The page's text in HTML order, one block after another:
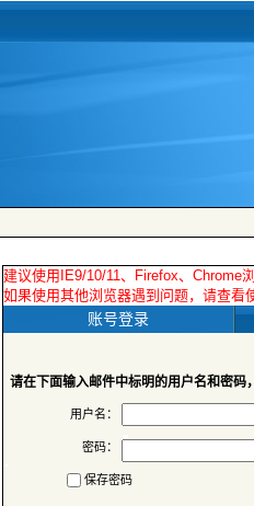
账号登录
请在下面输入邮件中标明的用户名和密码
用户名：
密码：
保存密码